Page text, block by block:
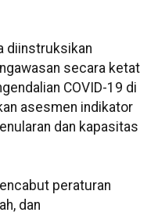
diinstruksikan
secara ketat
COVID-19 di
asesmen indikator
dan kapasitas
peraturan
dan